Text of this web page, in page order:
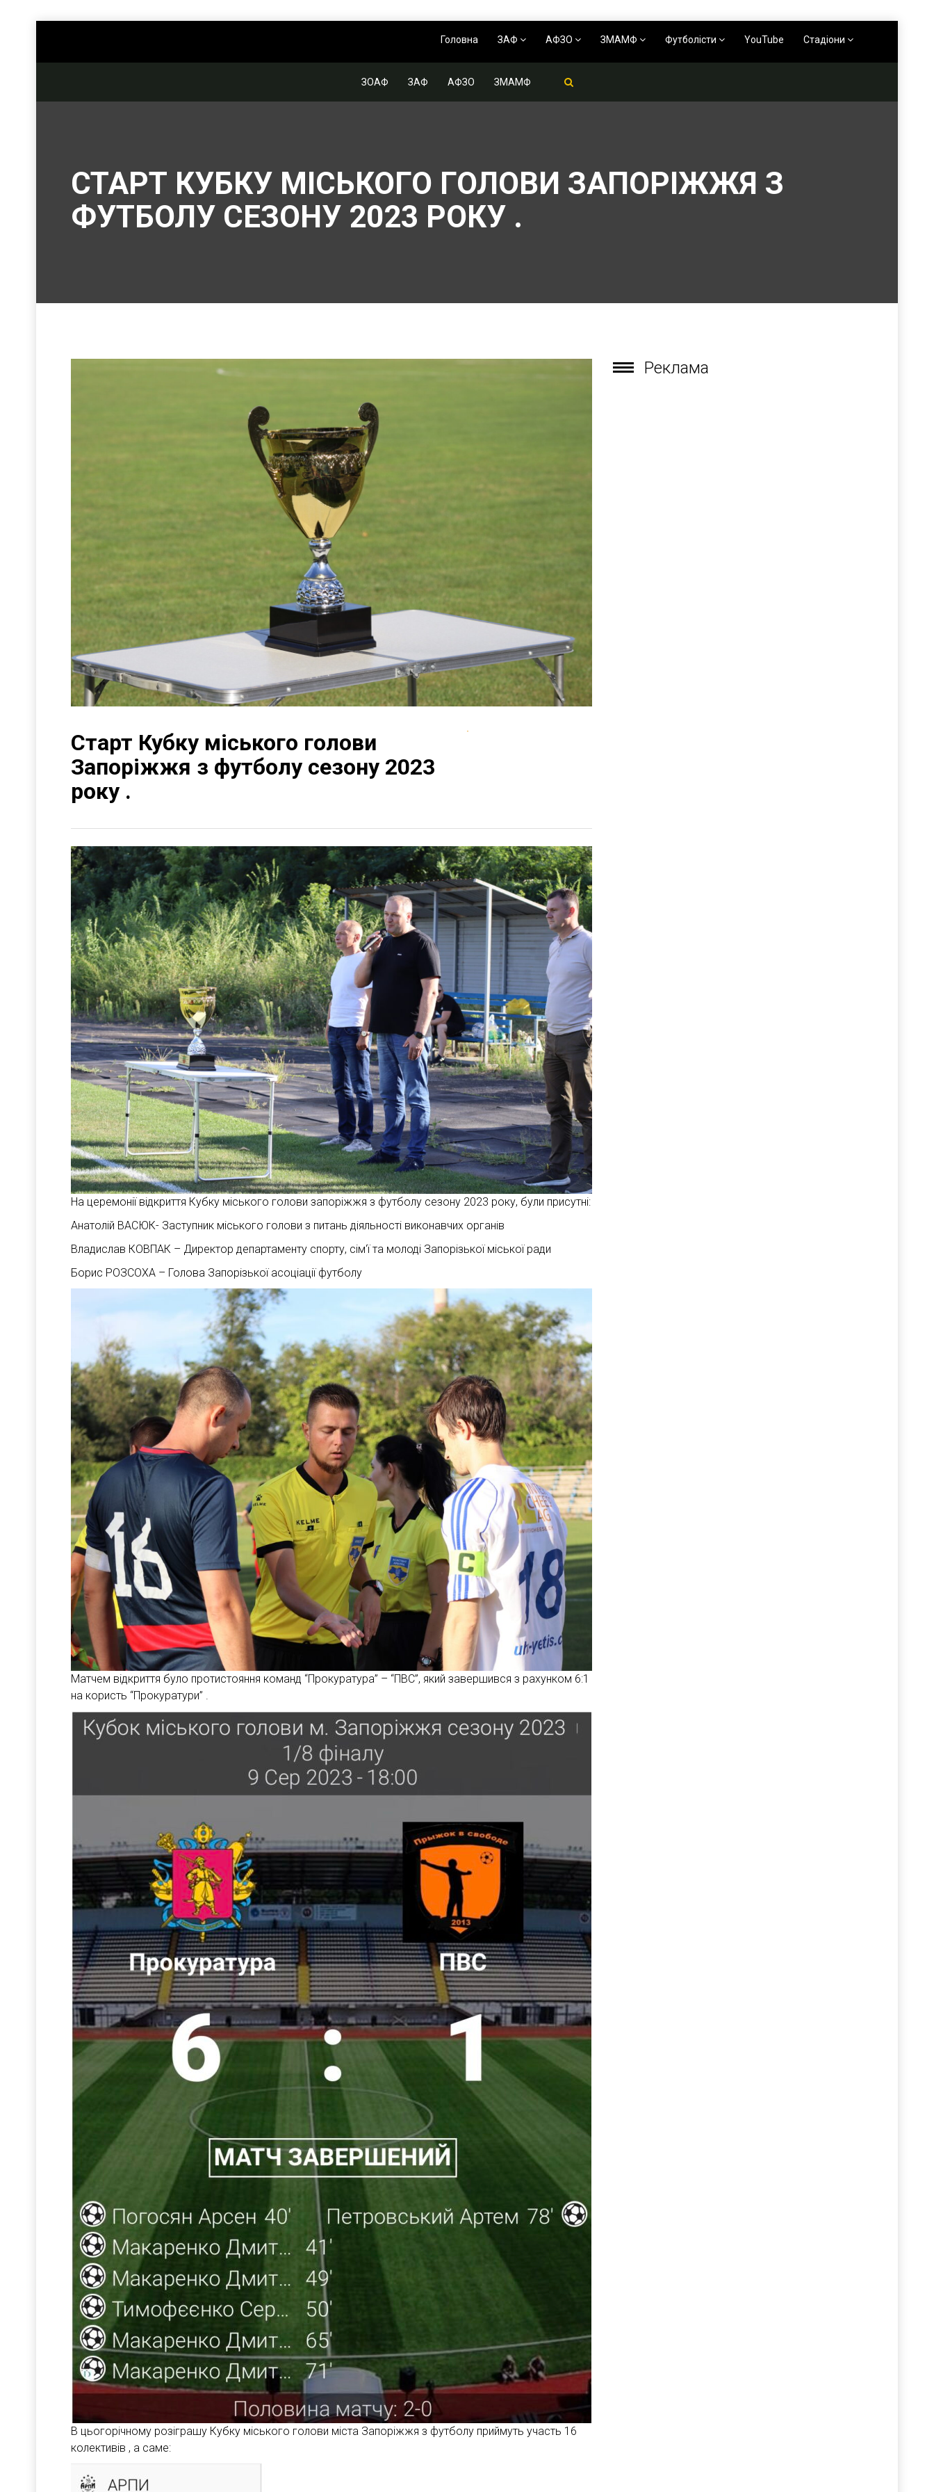
Головна ЗАФ АФЗО ЗМАМФ Футболісти YouTube Стадіони
ЗОАФ ЗАФ АФЗО ЗМАМФ
СТАРТ КУБКУ МІСЬКОГО ГОЛОВИ ЗАПОРІЖЖЯ З
ФУТБОЛУ СЕЗОНУ 2023 РОКУ .
Старт Кубку міського голови
Запоріжжя з футболу сезону 2023
року .
На церемонії відкриття Кубку міського голови запоріжжя з футболу сезону 2023 року, були присутні:
Анатолій ВАСЮК- Заступник міського голови з питань діяльності виконавчих органів
Владислав КОВПАК – Директор департаменту спорту, сім‘ї та молоді Запорізької міської ради
Борис РОЗСОХА – Голова Запорізької асоціації футболу
Матчем відкриття було протистояння команд “Прокуратура” – “ПВС”, який завершився з рахунком 6:1
на користь “Прокуратури” .
В цьогорічному розіграшу Кубку міського голови міста Запоріжжя з футболу приймуть участь 16
колективів , а саме:
Реклама